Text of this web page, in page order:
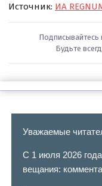
Источник: ИА
Подписывайтесь
Будьте
Уважаемые
С 1 июля 2026
вещания: